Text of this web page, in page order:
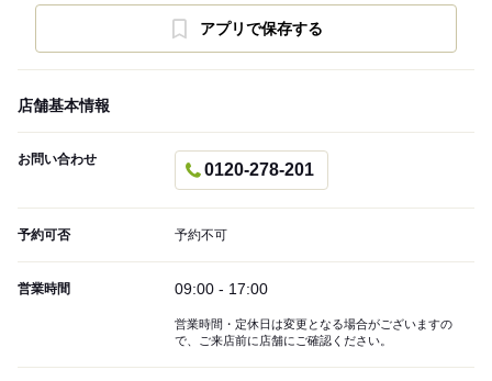
アプリで保存する
店舗基本情報
お問い合わせ
0120-278-201
予約可否 予約不可
営業時間 09:00 - 17:00
営業時間・定休日は変更となる場合がございますの
で、ご来店前に店舗にご確認ください。